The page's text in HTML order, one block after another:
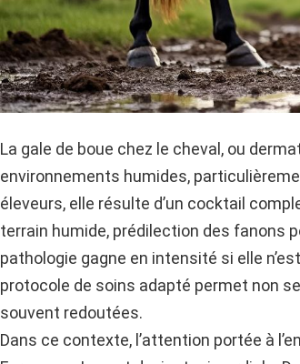
La gale de boue chez le cheval, ou
environnements humides,
éleveurs, elle résulte d’un cocktail
terrain humide, prédilection des fanons
pathologie gagne en intensité si elle
protocole de soins adapté permet non
souvent redoutées.
Dans ce contexte, l’attention portée à